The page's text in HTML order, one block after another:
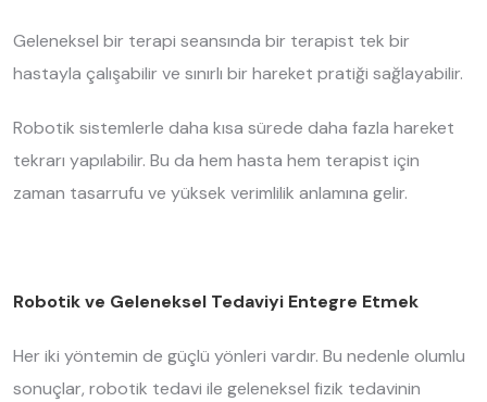
Geleneksel bir terapi seansında bir terapist tek bir
hastayla çalışabilir ve sınırlı bir hareket pratiği sağlayabilir.
Robotik sistemlerle daha kısa sürede daha fazla hareket
tekrarı yapılabilir. Bu da hem hasta hem terapist için
zaman tasarrufu ve yüksek verimlilik anlamına gelir.
Robotik ve Geleneksel Tedaviyi Entegre Etmek
Her iki yöntemin de güçlü yönleri vardır. Bu nedenle olumlu
sonuçlar, robotik tedavi ile geleneksel fizik tedavinin